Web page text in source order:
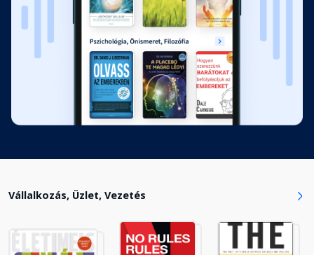
Vállalkozás, Üzlet, Vezetés